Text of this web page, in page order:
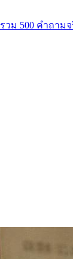
รวม 500 คำถาม